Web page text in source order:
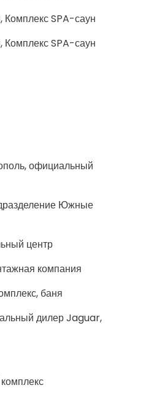
Комплекс SPA-саун
Комплекс SPA-саун
официальный
Южные
центр
компания
баня
дилер Jaguar,